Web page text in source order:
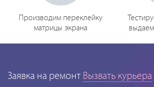
Производим переклейку
матрицы экрана
Заявка на ремонт Вызвать курьера